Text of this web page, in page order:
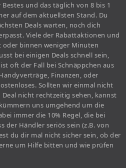
und das täglich von 8 bis 1
auf dem aktuellsten Stand. Du
Deals warten, noch dich
Viele der Rabattaktionen und
binnen weniger Minuten
bei einigen Deals schnell sein,
oft der Fall bei Schnäppchen aus
Finanzen, oder
Sollten wir einmal nicht
nicht rechtzeitig sehen, kannst
uns umgehend um die
immer die 10% Regel, die bei
der Händler seriös sein (z.B. von
du dir mal nicht sicher sein, ob der
um Hilfe bitten und wie prüfen